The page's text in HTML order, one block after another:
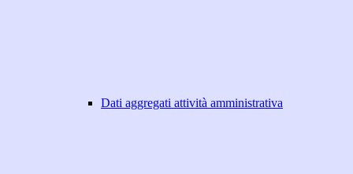
Dati aggregati attività amministrativa